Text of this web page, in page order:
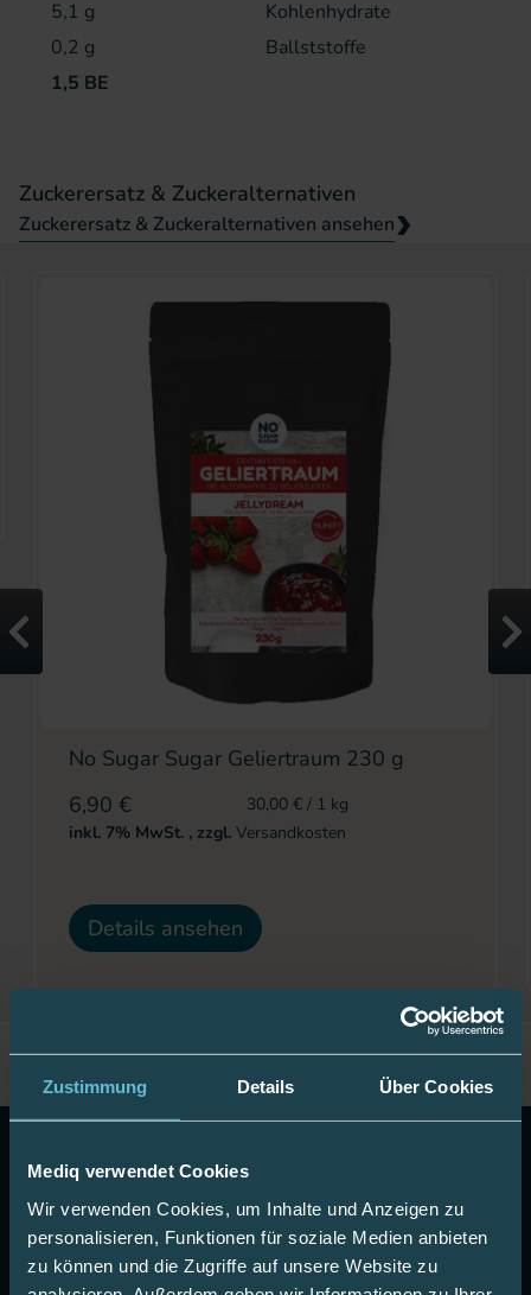
Zustimmung Details Über Cookies
Mediq verwendet Cookies
Wir verwenden Cookies, um Inhalte und Anzeigen zu
personalisieren, Funktionen für soziale Medien anbieten
zu können und die Zugriffe auf unsere Website zu
5,1 g
Kohlenhydrate
0,2 g
Ballststoffe
1,5 BE
Zuckerersatz & Zuckeralternativen
Zuckerersatz & Zuckeralternativen ansehen
No Sugar Sugar Geliertraum 230 g
6,90 €
inkl. 7% MwSt. , zzgl. Versandkosten
30,00 €/ 1 kg
Details ansehen
& erhalten Sie einen Gutschein im Wert von 10 Euro auf
Ihre nächste Onlinebestellung.
Jetzt anmelden